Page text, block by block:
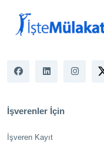
İşverenler İçin
İşveren Kayıt